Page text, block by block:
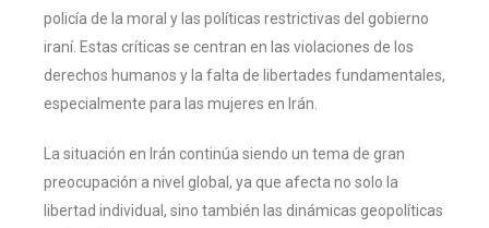
policía de la moral y las políticas restrictivas del gobierno
iraní. Estas críticas se centran en las violaciones de los
derechos humanos y la falta de libertades fundamentales,
especialmente para las mujeres en Irán​.
La situación en Irán continúa siendo un tema de gran
preocupación a nivel global, ya que afecta no solo la
libertad individual, sino también las dinámicas geopolíticas